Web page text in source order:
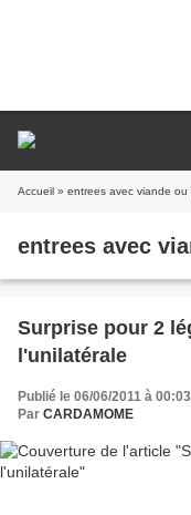
Accueil » entrees avec viande ou
entrees avec
Surprise pour 2
l'unilatérale
Publié le 06/06/2011 à 00:03
Par CARDAMOME